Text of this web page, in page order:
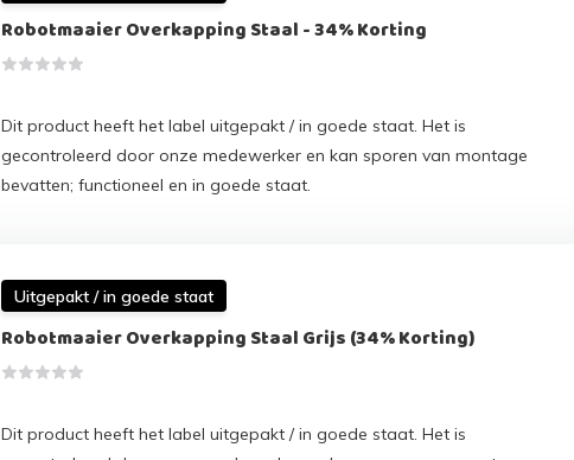
Robotmaaier Overkapping Staal - 34% Korting
Dit product heeft het label uitgepakt / in goede staat. Het is
gecontroleerd door onze medewerker en kan sporen van montage
bevatten; functioneel en in goede staat.
Uitgepakt / in goede staat
Robotmaaier Overkapping Staal Grijs (34% Korting)
Dit product heeft het label uitgepakt / in goede staat. Het is